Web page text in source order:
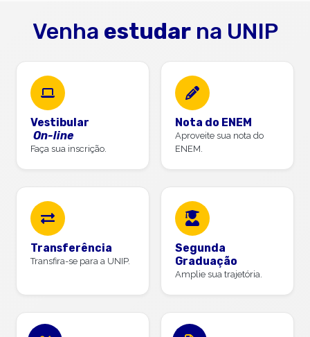
Venha estudarna UNIP
Vestibular
On-line
Faça sua inscrição.
Nota do ENEM
Aproveite sua nota do
ENEM.
Transferência
Transfira-se para a UNIP.
Segunda
Graduação
Amplie sua trajetória.